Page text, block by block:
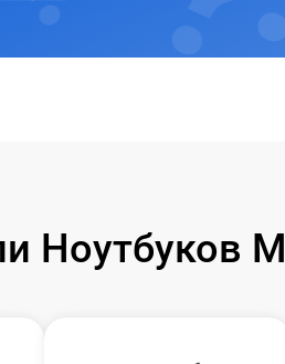
Ноутбуков